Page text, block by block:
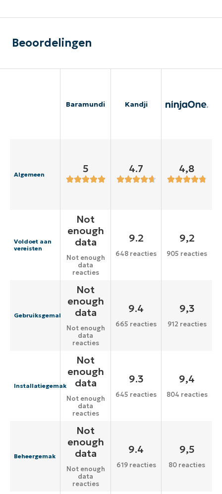
Beoordelingen
Baramundi Kandji
Algemeen 5 4.7 4,8
Voldoet aan
vereisten
Not
enough
data
Not enough
data
reacties
9.2
648 reacties
9,2
905 reacties
Gebruiksgemak
Not
enough
data
Not enough
data
reacties
9.4
665 reacties
9,3
912 reacties
Installatiegemak
Not
enough
data
Not enough
data
reacties
9.3
645 reacties
9,4
804 reacties
Beheergemak
Not
enough
data
Not enough
data
reacties
9.4
619 reacties
9,5
80 reacties